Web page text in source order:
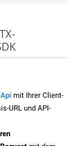
mit Ihrer Client-
URL und API-